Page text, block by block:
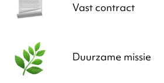
Vast contract
Duurzame missie